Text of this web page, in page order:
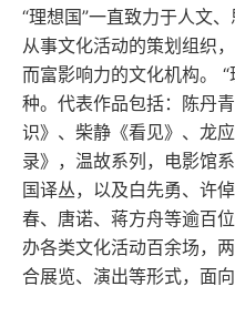
“理想国”一直致力于人文
从事文化活动的策划组织
而富影响力的文化机构。
种。代表作品包括：陈丹
识》、柴静《看见》、龙
录》，温故系列，电影馆
国译丛，以及白先勇、许
春、唐诺、蒋方舟等逾百
办各类文化活动百余场，
合展览、演出等形式，面